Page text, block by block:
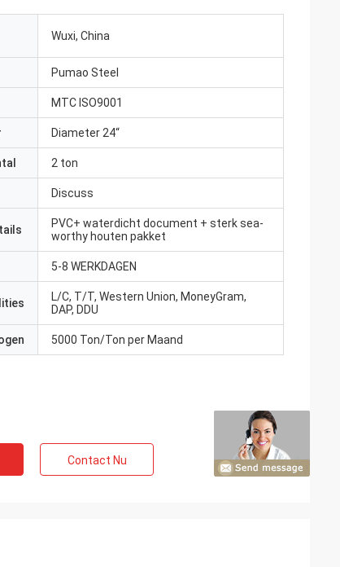
Wuxi, China
Pumao Steel
MTC ISO9001
Diameter 24“
2 ton
Discuss
PVC+ waterdicht document + sterk sea-
worthy houten pakket
5-8 WERKDAGEN
L/C, T/T, Western Union, MoneyGram,
DAP, DDU
5000 Ton/Ton per Maand
Contact Nu